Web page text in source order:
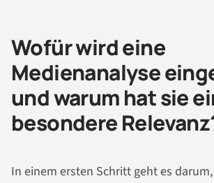
Wofür wird eine
Medienanalyse
und warum hat sie
besondere
In einem ersten Schritt geht es